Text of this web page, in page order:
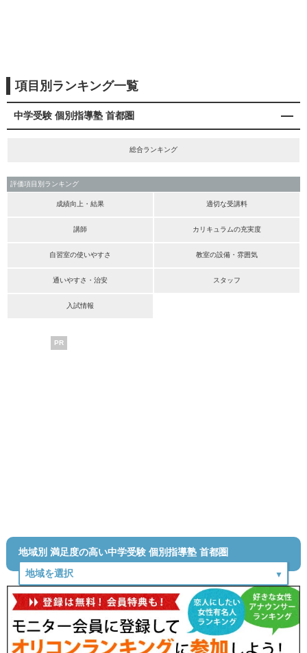
項目別ランキング一覧
中学受験 個別指導塾 首都圏
総合ランキング
評価項目別ランキング
成績向上・結果 適切な受講料
講師 カリキュラムの充実度
自習室の使いやすさ 教室の設備・雰囲気
通いやすさ・治安 スタッフ
入試情報
PR
地域別 満足度の高い中学受験 個別指導塾 首都圏